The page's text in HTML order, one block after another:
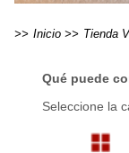
Inicio Tienda
Qué puede
Seleccione la